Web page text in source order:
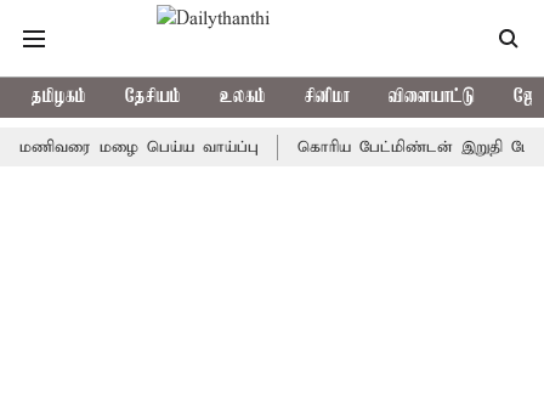
தமிழகம் தேசியம் உலகம் சினிமா விளையாட்டு
மழை பெய்ய வாய்ப்பு கொரிய பேட்மிண்டன் இறுதி போட்டி;